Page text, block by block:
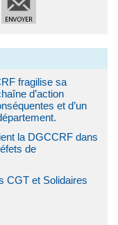
fragilise sa
d’action
et d’un
la DGCCRF dans
de
CGT et Solidaires